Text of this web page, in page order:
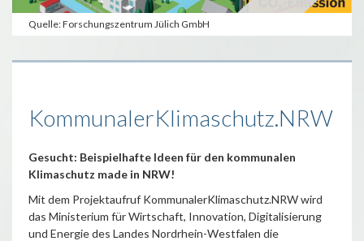
Quelle: Forschungszentrum Jülich GmbH
KommunalerKlimaschutz.NRW
Gesucht: Beispielhafte Ideen für den kommunalen
Klimaschutz made in NRW!
Mit dem Projektaufruf KommunalerKlimaschutz.NRW wird
das Ministerium für Wirtschaft, Innovation, Digitalisierung
und Energie des Landes Nordrhein-Westfalen die